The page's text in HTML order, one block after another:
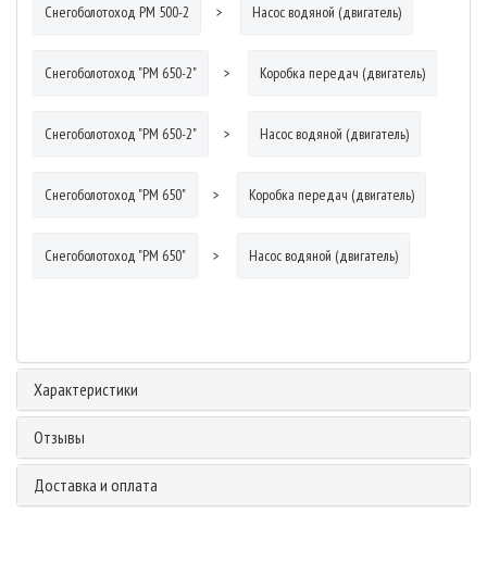
Снегоболотоход РМ 500-2 Насос водяной (двигатель)
Снегоболотоход "РМ 650-2" Коробка передач (двигатель)
Снегоболотоход "РМ 650-2" Насос водяной (двигатель)
Снегоболотоход "РМ 650" Коробка передач (двигатель)
Снегоболотоход "РМ 650" Насос водяной (двигатель)
Характеристики
Отзывы
Доставка и оплата